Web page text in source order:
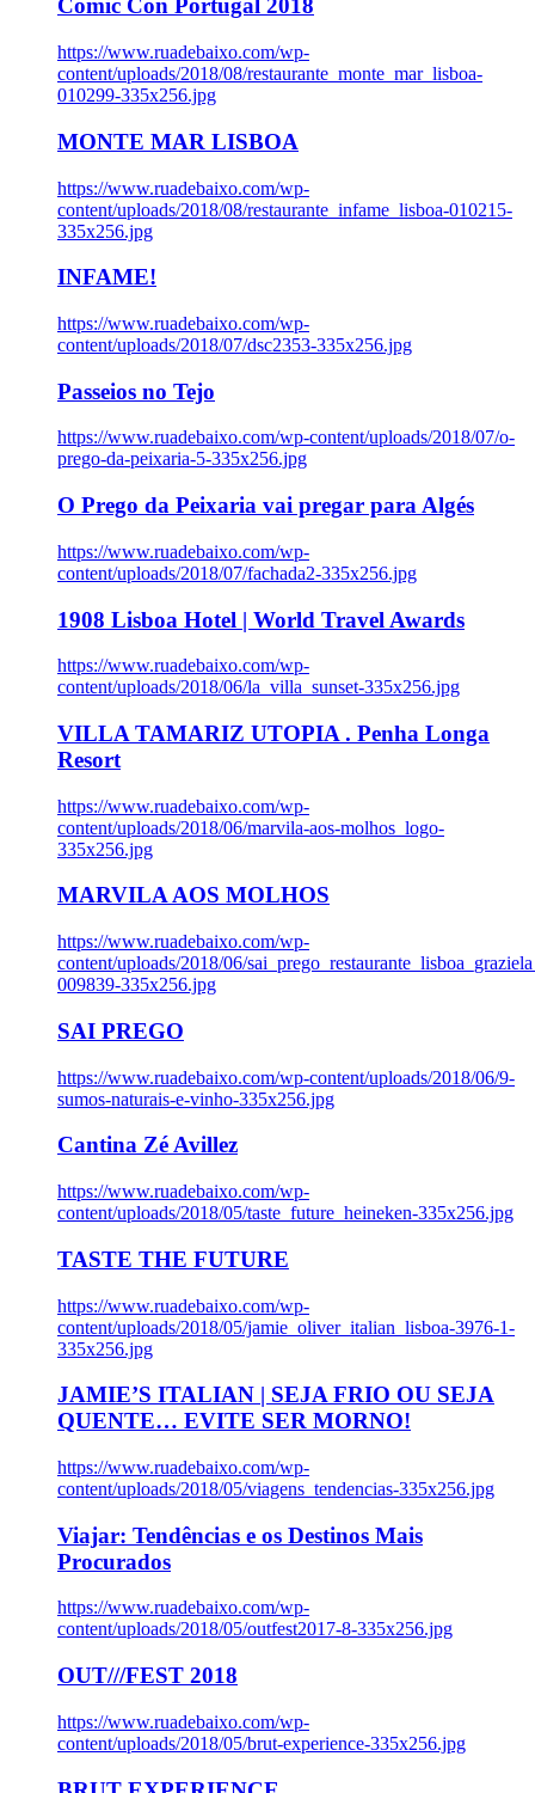
Comic Con Portugal 2018
https://www.ruadebaixo.com/wp-
content/uploads/2018/08/restaurante_monte_mar_lisboa-
010299-335x256.jpg
MONTE MAR LISBOA
https://www.ruadebaixo.com/wp-
content/uploads/2018/08/restaurante_infame_lisboa-010215-
335x256.jpg
INFAME!
https://www.ruadebaixo.com/wp-
content/uploads/2018/07/dsc2353-335x256.jpg
Passeios no Tejo
https://www.ruadebaixo.com/wp-content/uploads/2018/07/o-
prego-da-peixaria-5-335x256.jpg
O Prego da Peixaria vai pregar para Algés
https://www.ruadebaixo.com/wp-
content/uploads/2018/07/fachada2-335x256.jpg
1908 Lisboa Hotel | World Travel Awards
https://www.ruadebaixo.com/wp-
content/uploads/2018/06/la_villa_sunset-335x256.jpg
VILLA TAMARIZ UTOPIA . Penha Longa
Resort
https://www.ruadebaixo.com/wp-
content/uploads/2018/06/marvila-aos-molhos_logo-
335x256.jpg
MARVILA AOS MOLHOS
https://www.ruadebaixo.com/wp-
content/uploads/2018/06/
009839-335x256.jpg
SAI PREGO
https://www.ruadebaixo.com/wp-content/uploads/2018/06/9-
sumos-naturais-e-vinho-335x256.jpg
Cantina Zé Avillez
https://www.ruadebaixo.com/wp-
content/uploads/2018/05/taste_future_heineken-335x256.jpg
TASTE THE FUTURE
https://www.ruadebaixo.com/wp-
content/uploads/2018/05/jamie_oliver_italian_lisboa-3976-1-
335x256.jpg
JAMIE’S ITALIAN | SEJA FRIO OU SEJA
QUENTE… EVITE SER MORNO!
https://www.ruadebaixo.com/wp-
content/uploads/2018/05/viagens_tendencias-335x256.jpg
Viajar: Tendências e os Destinos Mais
Procurados
https://www.ruadebaixo.com/wp-
content/uploads/2018/05/outfest2017-8-335x256.jpg
OUT///FEST 2018
https://www.ruadebaixo.com/wp-
content/uploads/2018/05/brut-experience-335x256.jpg